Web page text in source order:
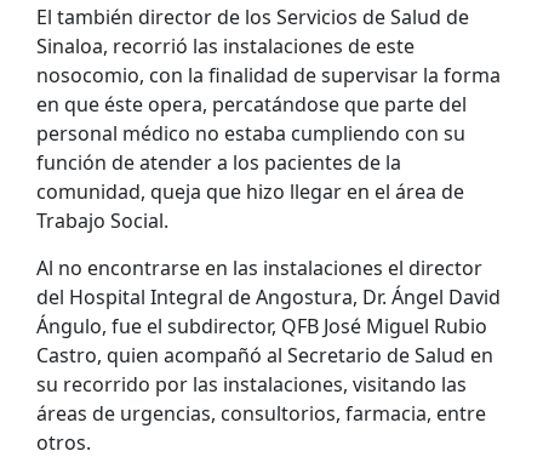
El también director de los Servicios de Salud de
Sinaloa, recorrió las instalaciones de este
nosocomio, con la finalidad de supervisar la forma
en que éste opera, percatándose que parte del
personal médico no estaba cumpliendo con su
función de atender a los pacientes de la
comunidad, queja que hizo llegar en el área de
Trabajo Social.
Al no encontrarse en las instalaciones el director
del Hospital Integral de Angostura, Dr. Ángel David
Ángulo, fue el subdirector, QFB José Miguel Rubio
Castro, quien acompañó al Secretario de Salud en
su recorrido por las instalaciones, visitando las
áreas de urgencias, consultorios, farmacia, entre
otros.